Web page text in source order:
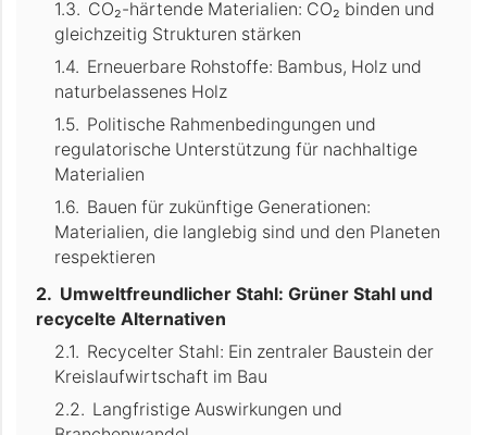
CO₂-härtende Materialien: CO₂ binden und
gleichzeitig Strukturen stärken
Erneuerbare Rohstoffe: Bambus, Holz und
naturbelassenes Holz
Politische Rahmenbedingungen und
regulatorische Unterstützung für nachhaltige
Materialien
Bauen für zukünftige Generationen:
Materialien, die langlebig sind und den Planeten
respektieren
Umweltfreundlicher Stahl: Grüner Stahl und
recycelte Alternativen
Recycelter Stahl: Ein zentraler Baustein der
Kreislaufwirtschaft im Bau
Langfristige Auswirkungen und